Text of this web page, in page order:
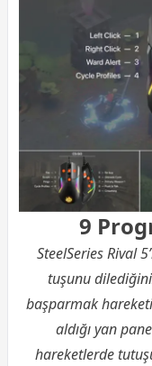
9
SteelSeries Rival
tuşunu
başparmak
aldığı yan
hareketlerde